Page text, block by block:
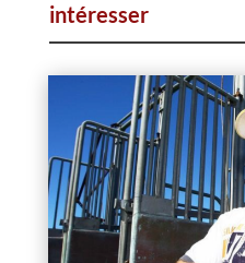
intéresser